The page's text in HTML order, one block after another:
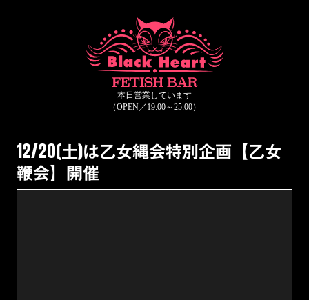
12/20(土)は乙女縄会特別企画【乙女
鞭会】開催